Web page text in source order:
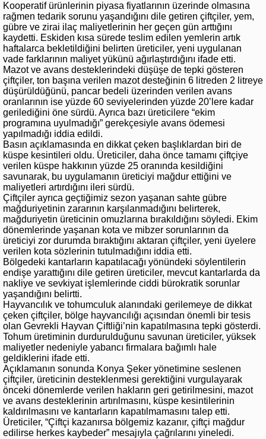
Kooperatif ürünlerinin piyasa fiyatlarının üzerinde olmasına
rağmen tedarik sorunu yaşandığını dile getiren çiftçiler, yem,
gübre ve zirai ilaç maliyetlerinin her geçen gün arttığını
kaydetti. Eskiden kısa sürede teslim edilen yemlerin artık
haftalarca bekletildiğini belirten üreticiler, yeni uygulanan
vade farklarının maliyet yükünü ağırlaştırdığını ifade etti.
Mazot ve avans desteklerindeki düşüşe de tepki gösteren
çiftçiler, ton başına verilen mazot desteğinin 6 litreden 2 litreye
düşürüldüğünü, pancar bedeli üzerinden verilen avans
oranlarının ise yüzde 60 seviyelerinden yüzde 20’lere kadar
gerilediğini öne sürdü. Ayrıca bazı üreticilere “ekim
programına uyulmadığı” gerekçesiyle avans ödemesi
yapılmadığı iddia edildi.
Basın açıklamasında en dikkat çeken başlıklardan biri de
küspe kesintileri oldu. Üreticiler, daha önce tamamı çiftçiye
verilen küspe hakkının yüzde 25 oranında kesildiğini
savunarak, bu uygulamanın üreticiyi mağdur ettiğini ve
maliyetleri artırdığını ileri sürdü.
Çiftçiler ayrıca geçtiğimiz sezon yaşanan sahte gübre
mağduriyetinin zararının karşılanmadığını belirterek,
mağduriyetin üreticinin omuzlarına bırakıldığını söyledi. Ekim
dönemlerinde yaşanan kota ve mibzer sorunlarının da
üreticiyi zor durumda bıraktığını aktaran çiftçiler, yeni üyelere
verilen kota sözlerinin tutulmadığını iddia etti.
Bölgedeki kantarların kapatılacağı yönündeki söylentilerin
endişe yarattığını dile getiren üreticiler, mevcut kantarlarda da
nakliye ve sevkiyat işlemlerinde ciddi bürokratik sorunlar
yaşandığını belirtti.
Hayvancılık ve tohumculuk alanındaki gerilemeye de dikkat
çeken çiftçiler, bölge hayvancılığı açısından önemli bir tesis
olan Gevrekli Hayvan Çiftliği’nin kapatılmasına tepki gösterdi.
Tohum üretiminin durdurulduğunu savunan üreticiler, yüksek
maliyetler nedeniyle yabancı firmalara bağımlı hale
geldiklerini ifade etti.
Açıklamanın sonunda Konya Şeker yönetimine seslenen
çiftçiler, üreticinin desteklenmesi gerektiğini vurgulayarak
önceki dönemlerde verilen hakların geri getirilmesini, mazot
ve avans desteklerinin artırılmasını, küspe kesintilerinin
kaldırılmasını ve kantarların kapatılmamasını talep etti.
Üreticiler, “Çiftçi kazanırsa bölgemiz kazanır, çiftçi mağdur
edilirse herkes kaybeder” mesajıyla çağrılarını yineledi.